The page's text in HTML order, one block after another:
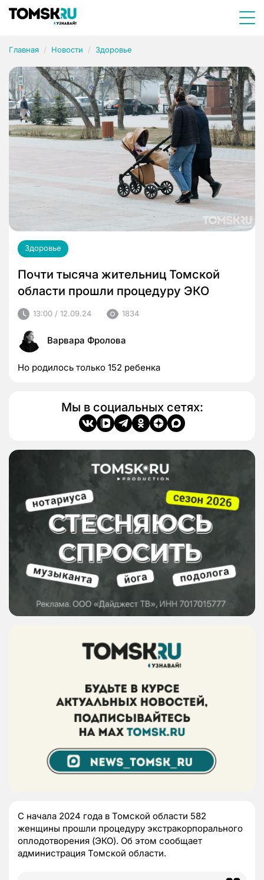
Главная Новости Здоровье
Здоровье
Почти тысяча жительниц Томской
области прошли процедуру ЭКО
13:00 / 12.09.24 1834
Варвара Фролова
Но родилось только 152 ребенка
Мы в социальных сетях:
С начала 2024 года в Томской области 582
женщины прошли процедуру экстракорпорального
оплодотворения (ЭКО). Об этом сообщает
администрация Томской области.